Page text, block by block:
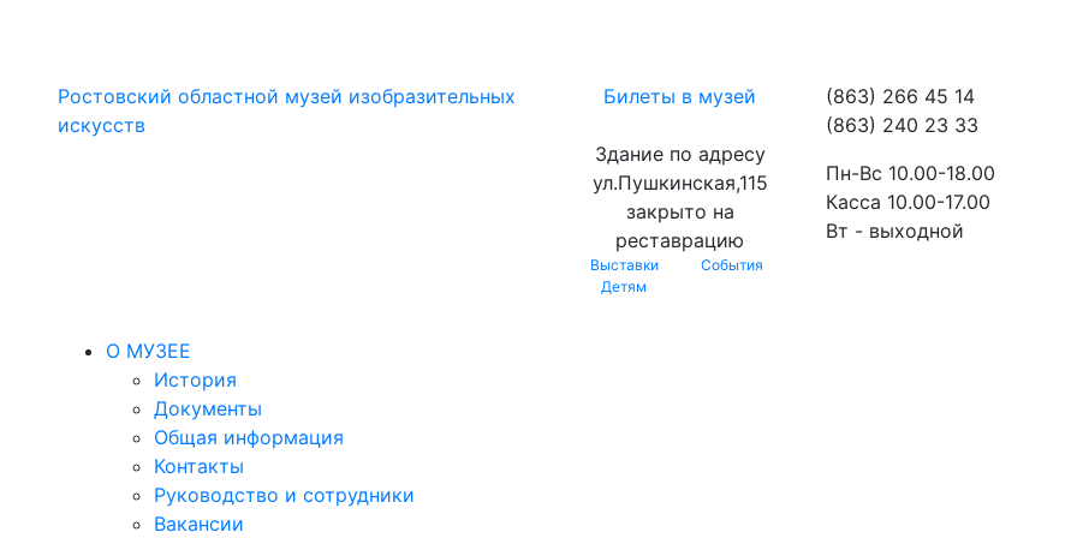
Ростовский областной музей изобразительных
искусств
Билеты в музей
Здание по адресу
ул.Пушкинская,115
закрыто на
реставрацию
Выставки
События
Детям
(863) 266 45 14
(863) 240 23 33
Пн-Вс 10.00-18.00
Касса 10.00-17.00
Вт - выходной
О МУЗЕЕ
История
Документы
Общая информация
Контакты
Руководство и сотрудники
Вакансии